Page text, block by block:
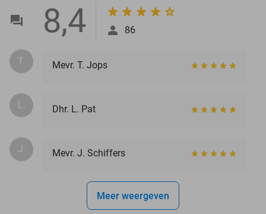
8,4 86
T. Mevr. T. Jops
L. Dhr. L. Pat
J. Mevr. J. Schiffers
Meer weergeven